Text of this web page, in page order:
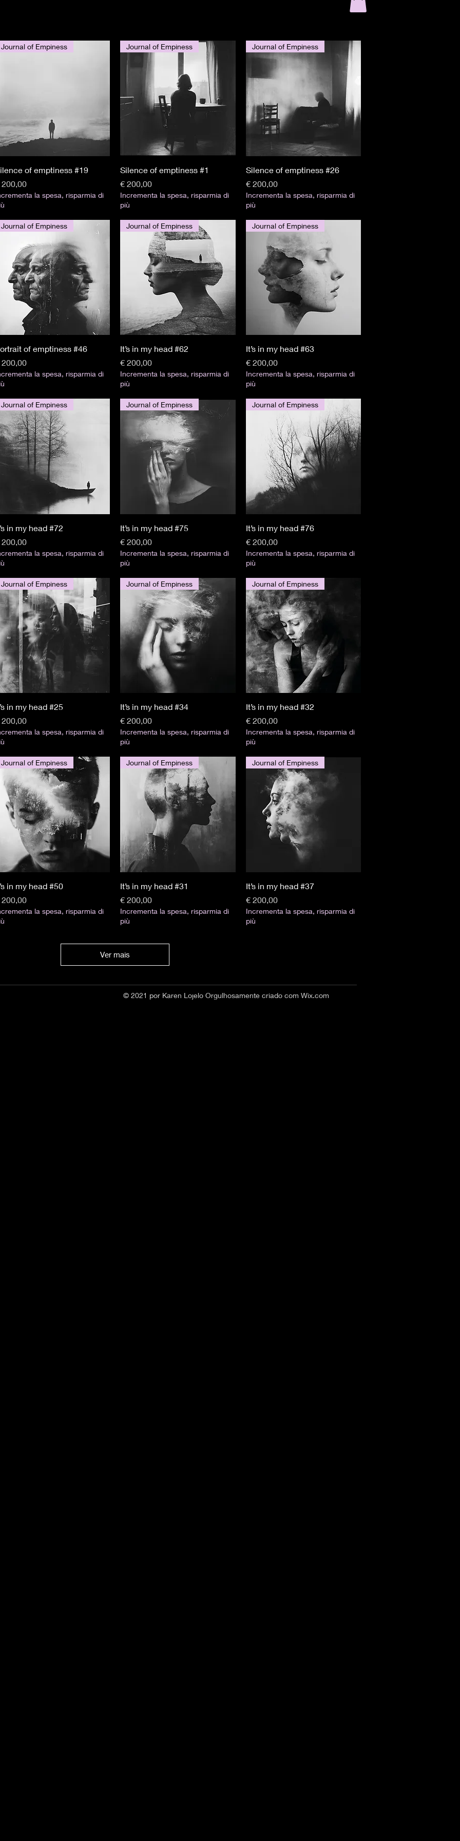
Visualização rápida
Journal of Empiness
of emptiness #19
200,00
la spesa, risparmia di
Visualização rápida
Journal of Empiness
Silence of emptiness #1
Preço
€ 200,00
Incrementa la spesa, risparmia di
più
Visualização rápida
Journal of Empiness
Silence of emptiness #26
Preço
€ 200,00
Incrementa la spesa, risparmia di
più
Visualização rápida
Journal of Empiness
of emptiness #46
200,00
la spesa, risparmia di
Visualização rápida
Journal of Empiness
It’s in my head #62
Preço
€ 200,00
Incrementa la spesa, risparmia di
più
Visualização rápida
Journal of Empiness
It’s in my head #63
Preço
€ 200,00
Incrementa la spesa, risparmia di
più
Visualização rápida
Journal of Empiness
in my head #72
200,00
la spesa, risparmia di
Visualização rápida
Journal of Empiness
It’s in my head #75
Preço
€ 200,00
Incrementa la spesa, risparmia di
più
Visualização rápida
Journal of Empiness
It’s in my head #76
Preço
€ 200,00
Incrementa la spesa, risparmia di
più
Visualização rápida
Journal of Empiness
in my head #25
200,00
la spesa, risparmia di
Visualização rápida
Journal of Empiness
It’s in my head #34
Preço
€ 200,00
Incrementa la spesa, risparmia di
più
Visualização rápida
Journal of Empiness
It’s in my head #32
Preço
€ 200,00
Incrementa la spesa, risparmia di
più
Visualização rápida
Journal of Empiness
in my head #50
200,00
la spesa, risparmia di
Visualização rápida
Journal of Empiness
It’s in my head #31
Preço
€ 200,00
Incrementa la spesa, risparmia di
più
Visualização rápida
Journal of Empiness
It’s in my head #37
Preço
€ 200,00
Incrementa la spesa, risparmia di
più
Ver mais
© 2021 por Karen Lojelo Orgulhosamente criado com Wix.com